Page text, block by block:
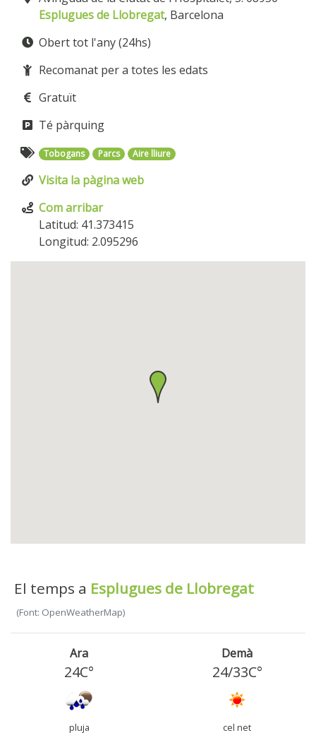
Esplugues de Llobregat, Barcelona
Obert tot l'any (24hs)
Recomanat per a totes les edats
Gratuït
Té pàrquing
Tobogans Parcs Aire lliure
Visita la pàgina web
Com arribar
Latitud: 41.373415
Longitud: 2.095296
El temps a Esplugues de Llobregat
(Font: OpenWeatherMap)
Ara
24C°
pluja
Demà
24/33C°
cel net